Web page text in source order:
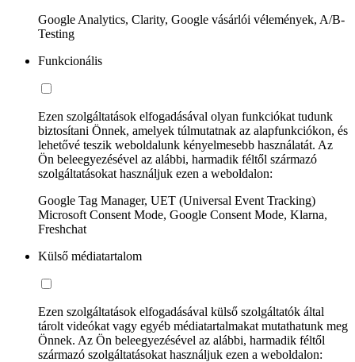
Google Analytics, Clarity, Google vásárlói vélemények, A/B-
Testing
Funkcionális
Ezen szolgáltatások elfogadásával olyan funkciókat tudunk
biztosítani Önnek, amelyek túlmutatnak az alapfunkciókon, és
lehetővé teszik weboldalunk kényelmesebb használatát. Az
Ön beleegyezésével az alábbi, harmadik féltől származó
szolgáltatásokat használjuk ezen a weboldalon:
Google Tag Manager, UET (Universal Event Tracking)
Microsoft Consent Mode, Google Consent Mode, Klarna,
Freshchat
Külső médiatartalom
Ezen szolgáltatások elfogadásával külső szolgáltatók által
tárolt videókat vagy egyéb médiatartalmakat mutathatunk meg
Önnek. Az Ön beleegyezésével az alábbi, harmadik féltől
származó szolgáltatásokat használjuk ezen a weboldalon: